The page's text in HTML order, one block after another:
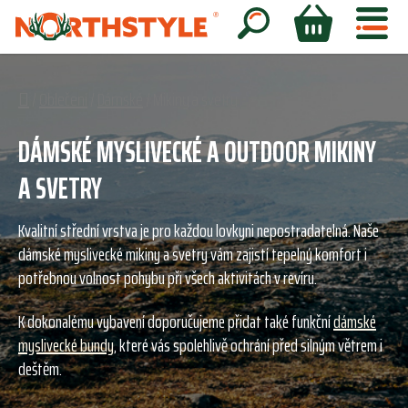
Přejít
obsah
Hledat
NÁKUPNÍ
DÁMSKÉ MYSLIVECKÉ A OUTDOOR MIKINY
A SVETRY
Kvalitní střední vrstva je pro každou lovkyni nepostradatelná. Naše
dámské myslivecké mikiny a svetry vám zajistí tepelný komfort i
potřebnou volnost pohybu při všech aktivitách v revíru.
K dokonalému vybavení doporučujeme přidat také funkčnídámské
myslivecké bundy, které vás spolehlivě ochrání před silným větrem i
deštěm.